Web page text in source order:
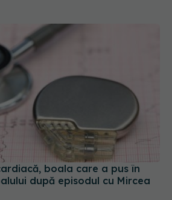
boala care a pus în
după episodul cu Mircea